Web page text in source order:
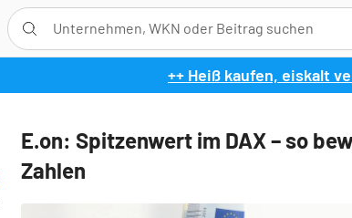
++ Heiß kaufen, eiskalt
E.on: Spitzenwert im DAX – so
Zahlen